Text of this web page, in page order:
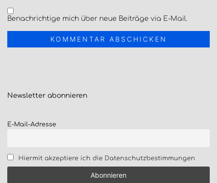
Benachrichtige mich über neue Beiträge via E-Mail.
Newsletter abonnieren
E-Mail-Adresse
Hiermit akzeptiere ich die Datenschutzbestimmungen